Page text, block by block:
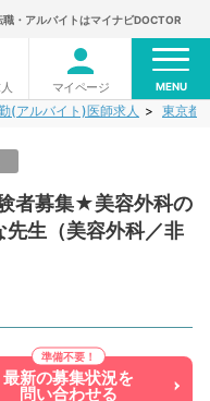
・アルバイトはマイナビDOCTOR
マイページ MENU
(アルバイト)医師求人 東京都
者募集★美容外科の
生（美容外科／非
最新の募集状況を
問い合わせる